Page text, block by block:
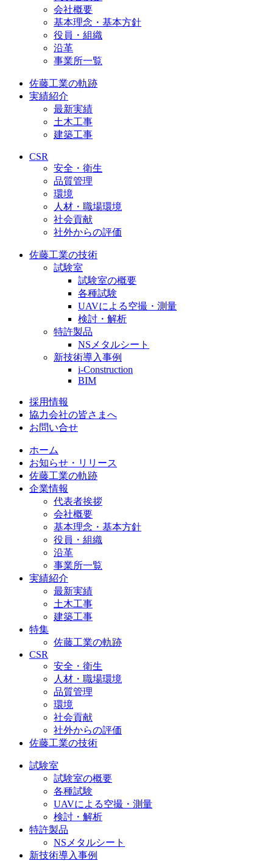
会社概要
基本理念・基本方針
役員・組織
沿革
事業所一覧
佐藤工業の軌跡
実績紹介
最新実績
土木工事
建築工事
CSR
安全・衛生
品質管理
環境
人材・職場環境
社会貢献
社外からの評価
佐藤工業の技術
試験室
試験室の概要
各種試験
UAVによる空撮・測量
検討・解析
特許製品
NSメタルシート
新技術導入事例
i-Construction
BIM
採用情報
協力会社の皆さまへ
お問い合せ
ホーム
お知らせ・リリース
佐藤工業の軌跡
企業情報
代表者挨拶
会社概要
基本理念・基本方針
役員・組織
沿革
事業所一覧
実績紹介
最新実績
土木工事
建築工事
特集
佐藤工業の軌跡
CSR
安全・衛生
人材・職場環境
品質管理
環境
社会貢献
社外からの評価
佐藤工業の技術
試験室
試験室の概要
各種試験
UAVによる空撮・測量
検討・解析
特許製品
NSメタルシート
新技術導入事例